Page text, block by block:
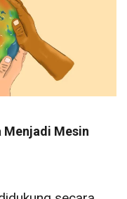
Menjadi Mesin